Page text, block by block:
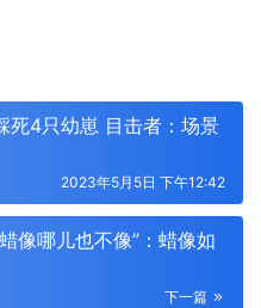
死4只幼崽 目击者：场景
2023年5月5日 下午12:42
像哪儿也不像”：蜡像如
下一篇